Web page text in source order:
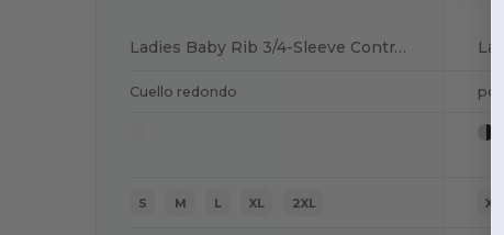
Ladies Baby Rib 3/4-Sleeve Contrast Raglan T-Shirt
Cuello redondo
S M L XL 2XL XS